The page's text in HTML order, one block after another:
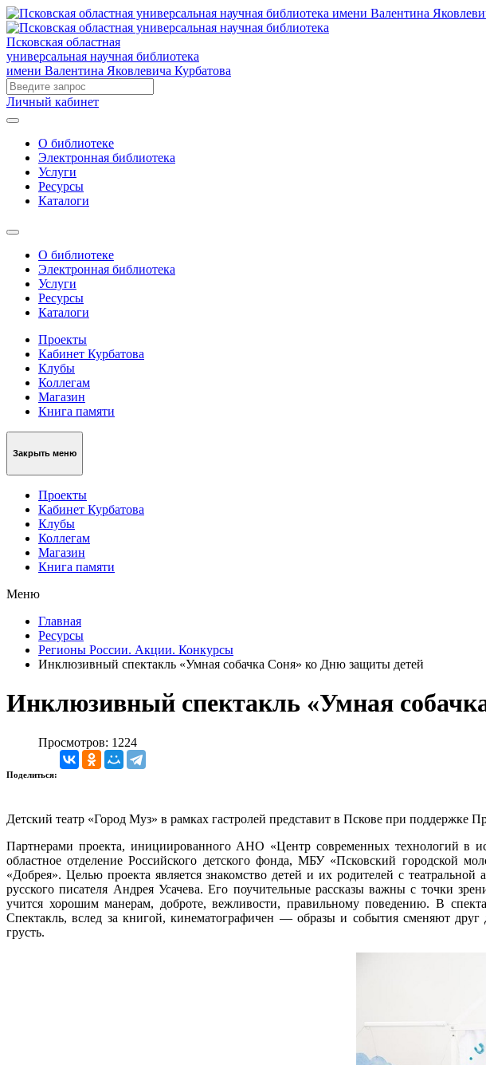
Псковская областная
универсальная научная библиотека
имени Валентина Яковлевича Курбатова
Личный кабинет
О библиотеке
Электронная библиотека
Услуги
Ресурсы
Каталоги
О библиотеке
Электронная библиотека
Услуги
Ресурсы
Каталоги
Проекты
Кабинет Курбатова
Клубы
Коллегам
Магазин
Книга памяти
Закрыть меню
Проекты
Кабинет Курбатова
Клубы
Коллегам
Магазин
Книга памяти
Меню
Главная
Ресурсы
Регионы России. Акции. Конкурсы
Инклюзивный спектакль «Умная собачка Соня» ко Дню защиты детей
Инклюзивный спектакль «Умная
Просмотров: 1224
Поделиться:
Детский театр «Город Муз» в рамках гастролей представит в Пскове при поддержке
Партнерами проекта, инициированного АНО «Центр современных технологий в
областное отделение Российского детского фонда, МБУ «Псковский городской
«Добрея». Целью проекта является знакомство детей и их родителей с
русского писателя Андрея Усачева. Его поучительные рассказы важны с точки
учится хорошим манерам, доброте, вежливости, правильному поведению. В
Спектакль, вслед за книгой, кинематографичен — образы и события сменяют
грусть.